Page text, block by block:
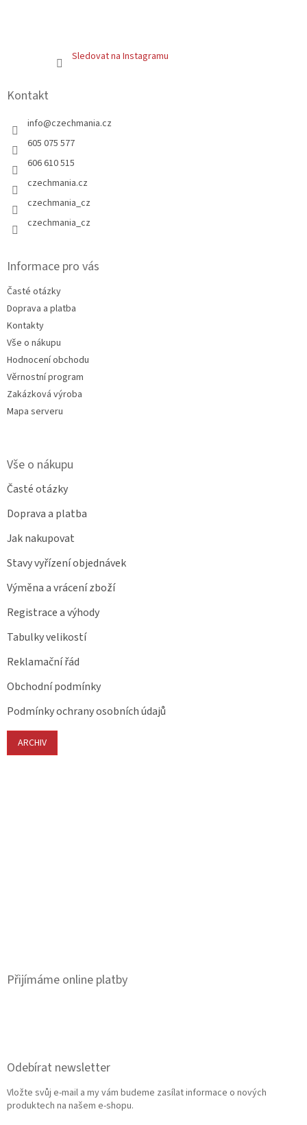
Sledovat na Instagramu
Kontakt
info@czechmania.cz
605 075 577
606 610 515
czechmania.cz
czechmania_cz
czechmania_cz
Informace pro vás
Časté otázky
Doprava a platba
Kontakty
Vše o nákupu
Hodnocení obchodu
Věrnostní program
Zakázková výroba
Mapa serveru
Vše o nákupu
Časté otázky
Doprava a platba
Jak nakupovat
Stavy vyřízení objednávek
Výměna a vrácení zboží
Registrace a výhody
Tabulky velikostí
Reklamační řád
Obchodní podmínky
Podmínky ochrany osobních údajů
ARCHIV
Přijímáme online platby
Odebírat newsletter
Vložte svůj e-mail a my vám budeme zasílat informace o nových
produktech na našem e-shopu.